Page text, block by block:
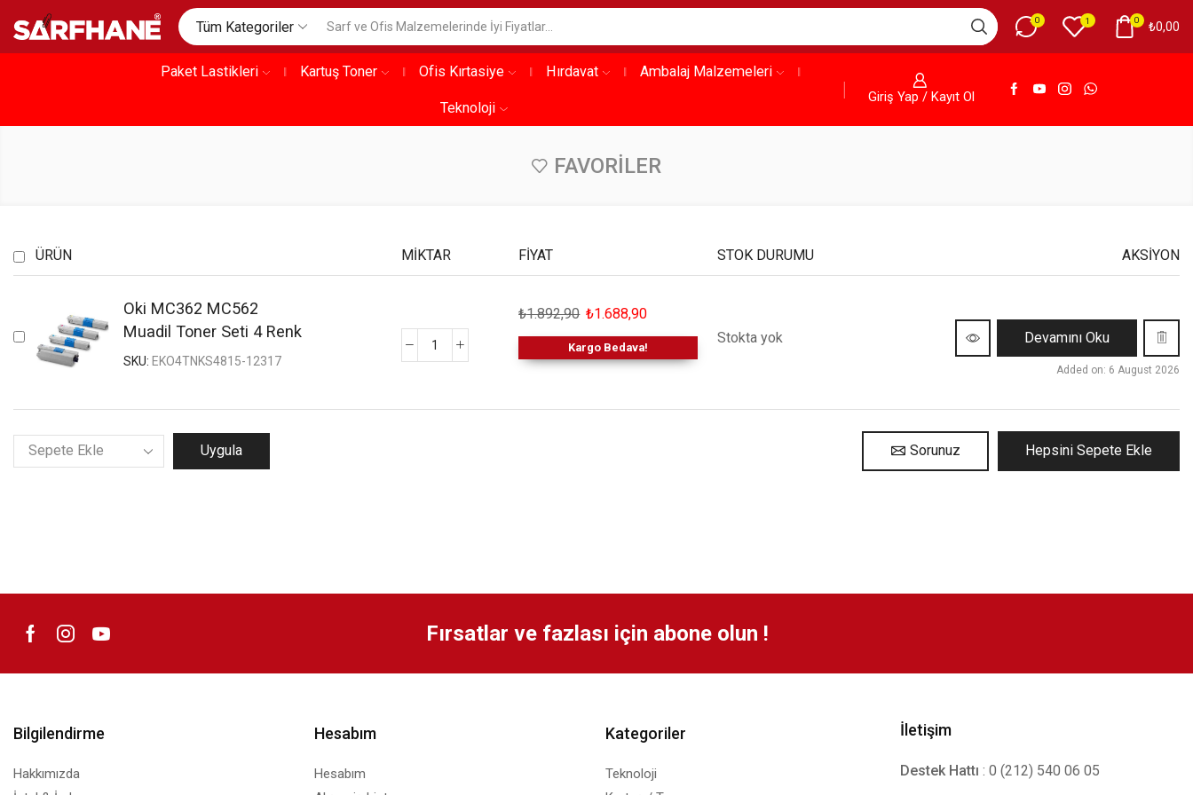
Tüm Kategoriler 0 1 0 ₺0,00
Paket Lastikleri Kartuş Toner Ofis Kırtasiye Hırdavat Ambalaj Malzemeleri
Teknoloji
Giriş Yap / Kayıt Ol
FAVORILER
ÜRÜN MIKTAR FIYAT STOK DURUMU AKSIYON
Oki MC362 MC562
Muadil Toner Seti 4 Renk
SKU: EKO4TNKS4815-12317
₺1.892,90 ₺1.688,90
Kargo Bedava!
Stokta yok Devamını Oku
Added on: 6 August 2026
Uygula Sorunuz Hepsini Sepete Ekle
Fırsatlar ve fazlası için abone olun !
Bilgilendirme
Hakkımızda
Hesabım
Hesabım
Kategoriler
Teknoloji
İletişim
Destek Hattı : 0 (212) 540 06 05